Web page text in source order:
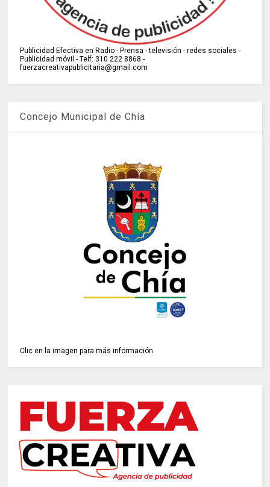
Publicidad Efectiva en Radio - Prensa - televisión - redes sociales -
Publicidad móvil - Telf: 310 222 8868 -
fuerzacreativapublicitaria@gmail.com
Concejo Municipal de Chía
Clic en la imagen para más información